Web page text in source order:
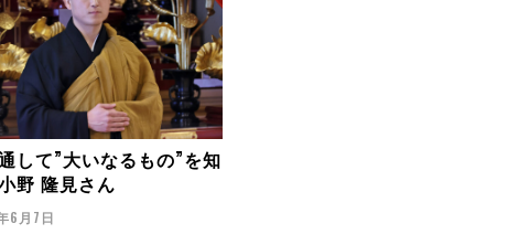
して”大いなるもの”を知
野 隆見さん
6月7日